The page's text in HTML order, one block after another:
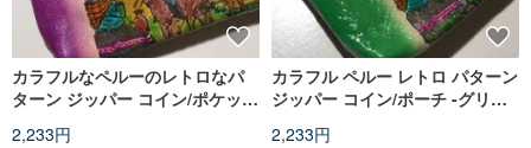
カラフルなペルーのレトロなパ
ターン ジッパー コイン/ポケット
2,233円
カラフル ペルー レトロ パターン
ジッパー コイン/ポーチ -グリー
2,233円